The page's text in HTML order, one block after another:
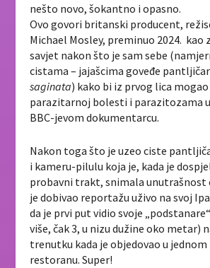
nešto novo, šokantno i opasno.
Ovo govori britanski producent,
Michael Mosley, preminuo 2024. kao
savjet nakon što je sam sebe
cistama – jajašcima goveđe
saginata) kako bi iz prvog lica
parazitarnoj bolesti i parazitozama
BBC-jevom dokumentarcu.
Nakon toga što je uzeo ciste
i kameru-pilulu koja je, kada je
probavni trakt, snimala unutrašnost
je dobivao reportažu uživo na svoj
da je prvi put vidio svoje
više, čak 3, u nizu dužine oko metar)
trenutku kada je objedovao u
restoranu. Super!